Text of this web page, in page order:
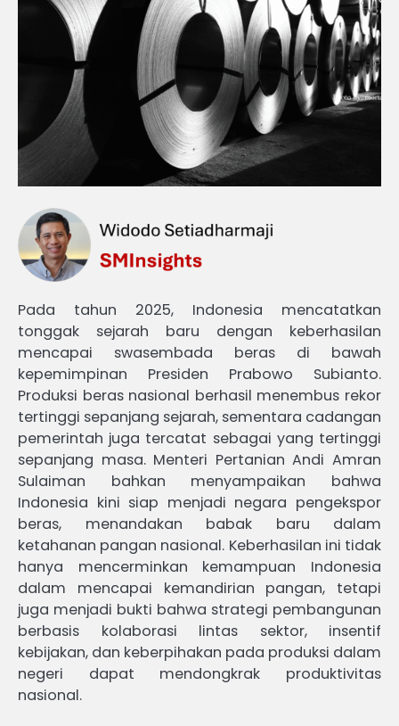
Pada tahun 2025, Indonesia mencatatkan
tonggak sejarah baru dengan keberhasilan
mencapai swasembada beras di bawah
kepemimpinan Presiden Prabowo Subianto.
Produksi beras nasional berhasil menembus rekor
tertinggi sepanjang sejarah, sementara cadangan
pemerintah juga tercatat sebagai yang tertinggi
sepanjang masa. Menteri Pertanian Andi Amran
Sulaiman bahkan menyampaikan bahwa
Indonesia kini siap menjadi negara pengekspor
beras, menandakan babak baru dalam
ketahanan pangan nasional. Keberhasilan ini tidak
hanya mencerminkan kemampuan Indonesia
dalam mencapai kemandirian pangan, tetapi
juga menjadi bukti bahwa strategi pembangunan
berbasis kolaborasi lintas sektor, insentif
kebijakan, dan keberpihakan pada produksi dalam
negeri dapat mendongkrak produktivitas
nasional.